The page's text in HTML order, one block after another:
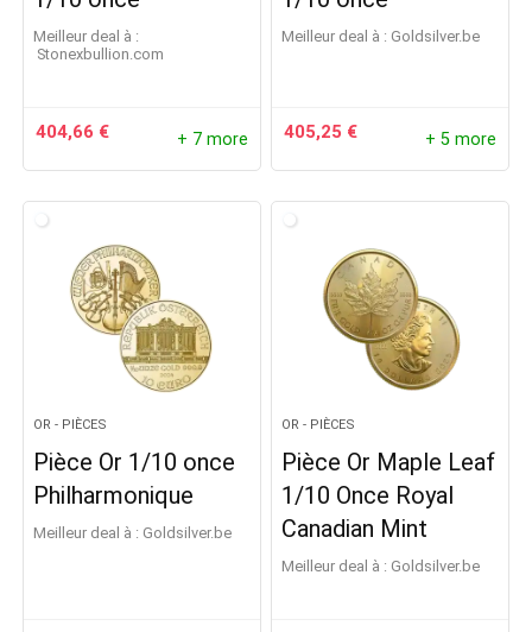
Meilleur deal à :
stonexbullion.com
404,66 € + 7 more
Meilleur deal à : goldsilver.be
405,25 € + 5 more
OR - PIÈCES
Pièce Or 1/10 once
Philharmonique
Meilleur deal à : goldsilver.be
OR - PIÈCES
Pièce Or Maple Leaf
1/10 Once Royal
Canadian Mint
Meilleur deal à : goldsilver.be